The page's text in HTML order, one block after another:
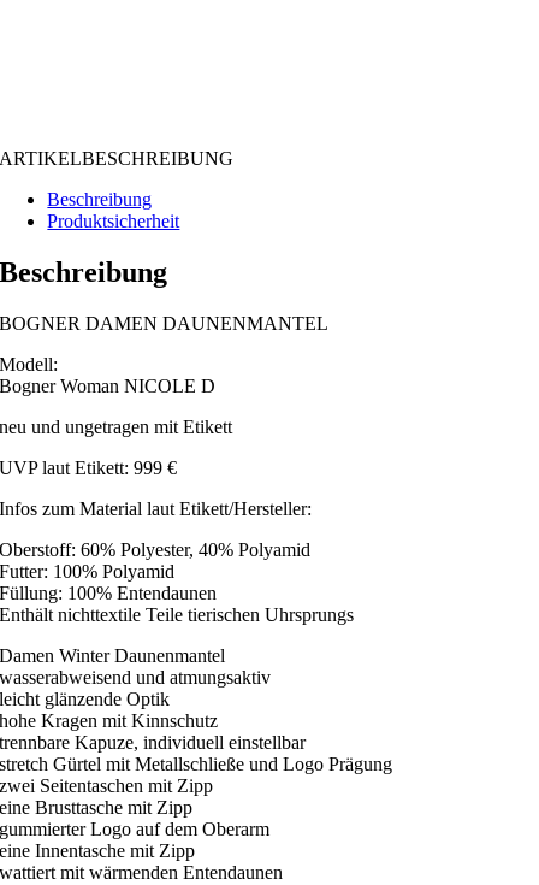
ARTIKELBESCHREIBUNG
Beschreibung
Produktsicherheit
Beschreibung
BOGNER DAMEN DAUNENMANTEL
Modell:
Bogner Woman NICOLE D
neu und ungetragen mit Etikett
UVP laut Etikett: 999 €
Infos zum Material laut Etikett/Hersteller:
Oberstoff: 60% Polyester, 40% Polyamid
Futter: 100% Polyamid
Füllung: 100% Entendaunen
Enthält nichttextile Teile tierischen Uhrsprungs
Damen Winter Daunenmantel
wasserabweisend und atmungsaktiv
leicht glänzende Optik
hohe Kragen mit Kinnschutz
trennbare Kapuze, individuell einstellbar
stretch Gürtel mit Metallschließe und Logo Prägung
zwei Seitentaschen mit Zipp
eine Brusttasche mit Zipp
gummierter Logo auf dem Oberarm
eine Innentasche mit Zipp
wattiert mit wärmenden Entendaunen